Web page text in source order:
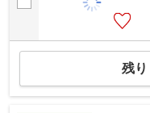
残り